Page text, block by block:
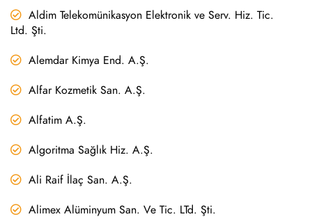
Aldim Telekomünikasyon Elektronik ve Serv. Hiz. Tic.
Ltd. Şti.
Alemdar Kimya End. A.Ş.
Alfar Kozmetik San. A.Ş.
Alfatim A.Ş.
Algoritma Sağlık Hiz. A.Ş.
Ali Raif İlaç San. A.Ş.
Alimex Alüminyum San. Ve Tic. LTd. Şti.